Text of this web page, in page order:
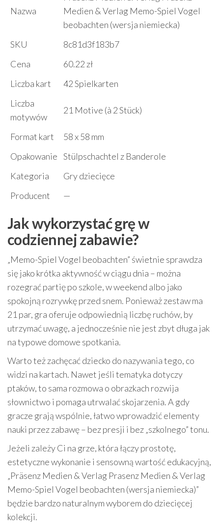
Nazwa
Medien & Verlag Memo-Spiel Vogel
beobachten (wersja niemiecka)
SKU
8c81d3f183b7
Cena
60.22 zł
Liczba kart
42 Spielkarten
Liczba
motywów
21 Motive (à 2 Stück)
Format kart
58 x 58 mm
Opakowanie Stülpschachtel z Banderole
Kategoria
Gry dziecięce
Producent
—
Jak wykorzystać grę w
codziennej zabawie?
„Memo-Spiel Vogel beobachten” świetnie sprawdza
się jako krótka aktywność w ciągu dnia – można
rozegrać partię po szkole, w weekend albo jako
spokojną rozrywkę przed snem. Ponieważ zestaw ma
21 par, gra oferuje odpowiednią liczbę ruchów, by
utrzymać uwagę, a jednocześnie nie jest zbyt długa jak
na typowe domowe spotkania.
Warto też zachęcać dziecko do nazywania tego, co
widzi na kartach. Nawet jeśli tematyka dotyczy
ptaków, to sama rozmowa o obrazkach rozwija
słownictwo i pomaga utrwalać skojarzenia. A gdy
gracze grają wspólnie, łatwo wprowadzić elementy
nauki przez zabawę – bez presji i bez „szkolnego” tonu.
Jeżeli zależy Ci na grze, która łączy prostotę,
estetyczne wykonanie i sensowną wartość edukacyjną,
„Präsenz Medien & Verlag Prasenz Medien & Verlag
Memo-Spiel Vogel beobachten (wersja niemiecka)”
będzie bardzo naturalnym wyborem do dziecięcej
kolekcji.